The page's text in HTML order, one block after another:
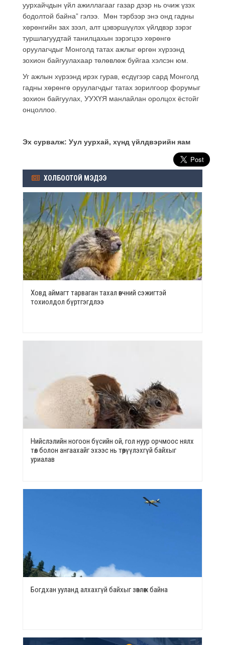
уурхайчдын үйл ажиллагааг газар дээр нь очиж үзэх
бодолтой байна” гэлээ. Мөн тэрбээр энэ онд гадны
хөрөнгийн зах зээл, алт цэвэршүүлэх үйлдвэр зэрэг
туршлагуудтай танилцахын зэрэгцээ хөрөнгө
оруулагчдыг Монголд татах ажлыг өргөн хүрээнд
зохион байгуулахаар төлөвлөж буйгаа хэлсэн юм.
Уг ажлын хүрээнд ирэх гурав, есдүгээр сард Монголд
гадны хөрөнгө оруулагчдыг татах зорилгоор форумыг
зохион байгуулах, УУХҮЯ манлайлан оролцох ёстойг
онцоллоо.
Эх сурвалж: Уул уурхай, хүнд үйлдвэрийн яам
ХОЛБООТОЙ МЭДЭЭ
Ховд аймагт тарваган тахал өвчний сэжигтэй
тохиолдол бүртгэгдлээ
Нийслэлийн ногоон бүсийн ой, гол нуур орчмоос нялх
төл болон ангаахайг эхээс нь төөрүүлэхгүй байхыг
уриалав
Богдхан ууланд алхахгүй байхыг зөвлөж байна